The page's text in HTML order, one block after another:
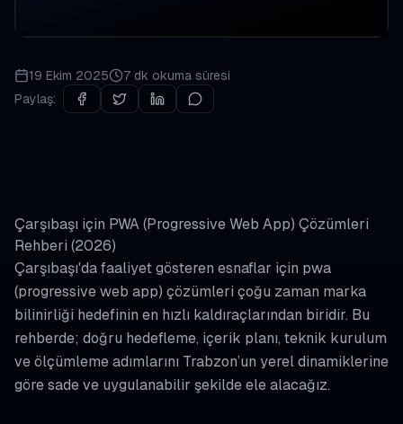
19 Ekim 2025 7 dk okuma süresi
Paylaş:
Çarşıbaşı için PWA (Progressive Web App) Çözümleri
Rehberi (2026)
Çarşıbaşı'da faaliyet gösteren esnaflar için pwa
(progressive web app) çözümleri çoğu zaman marka
bilinirliği hedefinin en hızlı kaldıraçlarından biridir. Bu
rehberde; doğru hedefleme, içerik planı, teknik kurulum
ve ölçümleme adımlarını Trabzon’un yerel dinamiklerine
göre sade ve uygulanabilir şekilde ele alacağız.